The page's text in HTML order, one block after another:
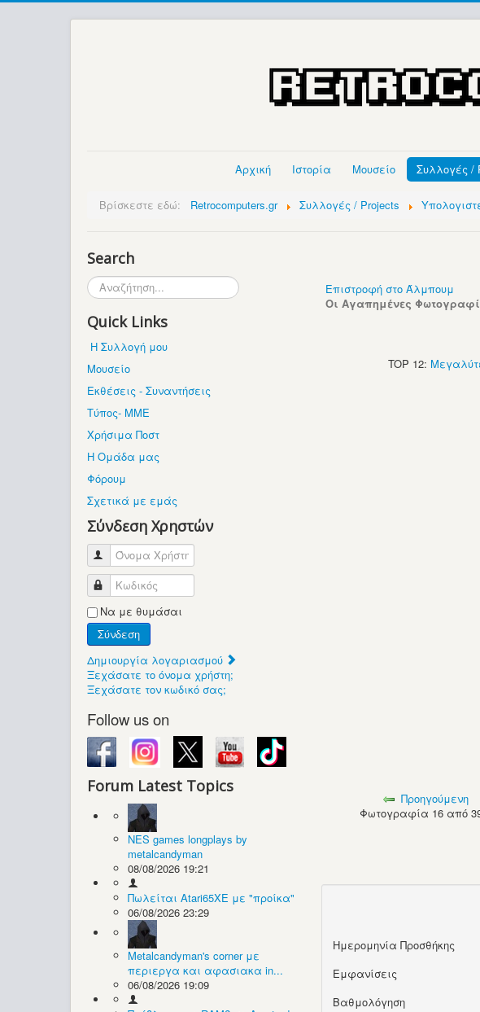
Αρχική Ιστορία Μουσείο Συλλογές /
Βρίσκεστε εδώ: Retrocomputers.gr Συλλογές / Projects
Search
Αναζήτηση...
Quick Links
Η Συλλογή μου
Μουσείο
Εκθέσεις - Συναντήσεις
Τύπος- ΜΜΕ
Χρήσιμα Ποστ
Η Ομάδα μας
Φόρουμ
Σχετικά με εμάς
Σύνδεση Χρηστών
Όνομα Χρήστη
Κωδικός
Να με θυμάσαι
Σύνδεση
Δημιουργία λογαριασμού
Ξεχάσατε το όνομα χρήστη;
Ξεχάσατε τον κωδικό σας;
Follow us on
Forum Latest Topics
NES games longplays by
metalcandyman
08/08/2026 19:21
Πωλείται Atari65XE με "προίκα"
06/08/2026 23:29
Metalcandyman's corner με
περιεργα και αφασιακα in...
06/08/2026 19:09
Επιστροφή στο Άλμπουμ
Οι Αγαπημένες
TOP 12:
Προηγούμενη
Φωτογραφία 16 από
Ημερομηνία Προσθήκης
Εμφανίσεις
Βαθμολόγηση